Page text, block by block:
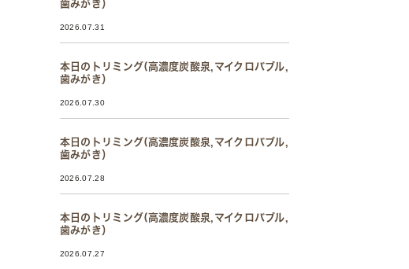
歯みがき）
2026.07.31
本日のトリミング(高濃度炭酸泉,マイクロバブル,
歯みがき）
2026.07.30
本日のトリミング(高濃度炭酸泉,マイクロバブル,
歯みがき）
2026.07.28
本日のトリミング(高濃度炭酸泉,マイクロバブル,
歯みがき）
2026.07.27